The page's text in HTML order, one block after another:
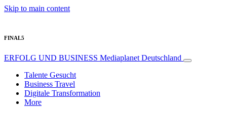
Skip to main content
FINAL5
ERFOLG UND BUSINESS Mediaplanet Deutschland
Talente Gesucht
Business Travel
Digitale Transformation
More